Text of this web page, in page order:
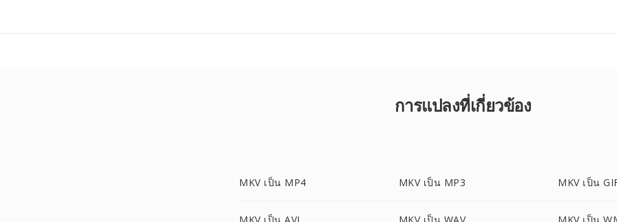
การแปลงที่เกี่ยวข้อง
MKV เป็น MP4 MKV เป็น MP3 MKV เป็น